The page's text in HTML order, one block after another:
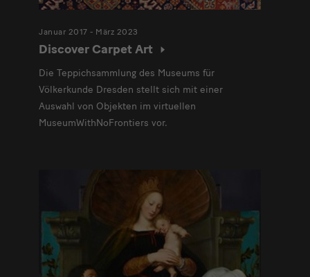
Januar 2017 - März 2023
Discover Carpet Art
Die Teppichsammlung des Museums für
Völkerkunde Dresden stellt sich mit einer
Auswahl von Objekten im virtuellen
MuseumWithNoFrontiers vor.